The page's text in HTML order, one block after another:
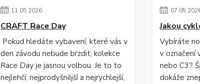
11.05.2026
CRAFT Race Day
Pokud hledáte vybavení, které vás v
den závodu nebude brzdit, kolekce
Race Day je jasnou volbou. Je to to
nejlehčí, nejprodyšnější a nejrychlejší,
07.05.
Jakou
Vybíráte
v označení
nebo C3?
dokáže